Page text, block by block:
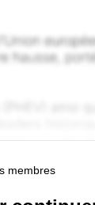
membres